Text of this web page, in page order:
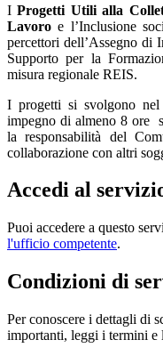
IProgetti Utili alla
Lavoro e l’Inclusione
percettori dell’Assegno di
Supporto per la
misura regionale REIS.
I progetti si svolgono nel
impegno di almeno 8 ore
la responsabilità del
collaborazione con altri
Accedi al
Puoi accedere a questo
l'ufficio competente.
Condizioni di
Per conoscere i dettagli di
importanti, leggi i termini